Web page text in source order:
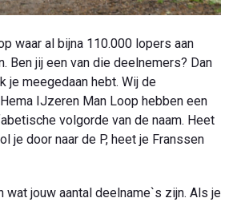
waar al bijna 110.000 lopers aan
Ben jij een van die deelnemers? Dan
je meegedaan hebt. Wij de
IJzeren Man Loop hebben een
volgorde van de naam. Heet
je door naar de P, heet je Franssen
wat jouw aantal deelname`s zijn. Als je